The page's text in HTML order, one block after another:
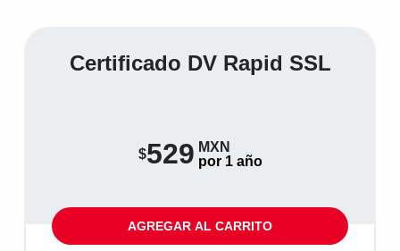
Certificado DV Rapid SSL
$529 MXN
por 1 año
AGREGAR AL CARRITO